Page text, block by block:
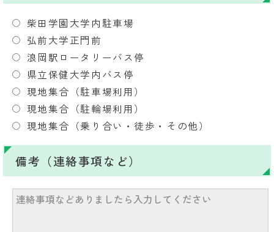
柴田学園大学内駐車場
弘前大学正門前
浪岡駅ロータリーバス停
県立保健大学内バス停
現地集合（駐車場利用）
現地集合（駐輪場利用）
現地集合（乗り合い・徒歩・その他）
備考（連絡事項など）